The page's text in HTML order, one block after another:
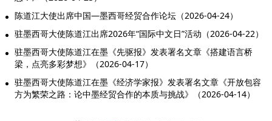
陈道江大使出席中国—墨西哥经贸合作论坛（2026-04-24）
驻墨西哥大使陈道江出席2026年“国际中文日”活动（2026-04-22）
驻墨西哥大使陈道江在墨《先驱报》发表署名文章《搭建语言桥
梁，点亮多彩梦想》（2026-04-17）
驻墨西哥大使陈道江在墨《经济学家报》发表署名文章《开放包容
方为繁荣之路：论中墨经贸合作的本质与挑战》（2026-04-14）